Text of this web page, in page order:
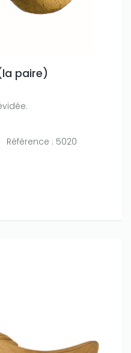
paire)
Référence : 5020